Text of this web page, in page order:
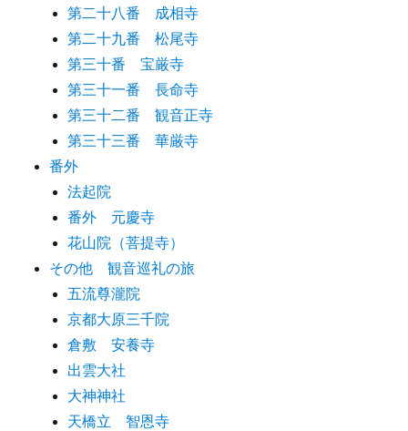
第二十八番 成相寺
第二十九番 松尾寺
第三十番 宝厳寺
第三十一番 長命寺
第三十二番 観音正寺
第三十三番 華厳寺
番外
法起院
番外 元慶寺
花山院（菩提寺）
その他 観音巡礼の旅
五流尊瀧院
京都大原三千院
倉敷 安養寺
出雲大社
大神神社
天橋立 智恩寺